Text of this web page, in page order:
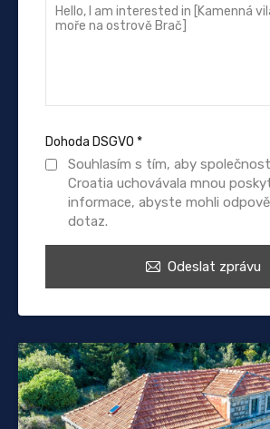
Dohoda DSGVO *
Souhlasím s tím, aby
Croatia uchovávala mnou
informace, abyste mohli
dotaz.
Odeslat zprávu